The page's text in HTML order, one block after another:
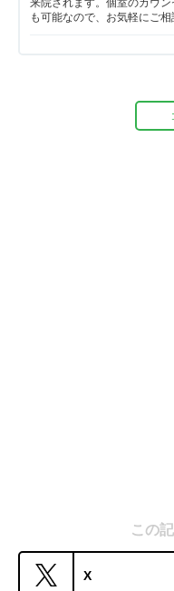
来院されます。個室のカウ
も可能なので、お気軽にご相
この
X